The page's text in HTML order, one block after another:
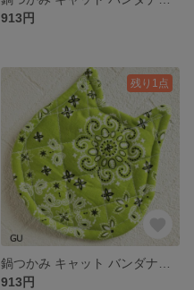
913円
残り1点
913円